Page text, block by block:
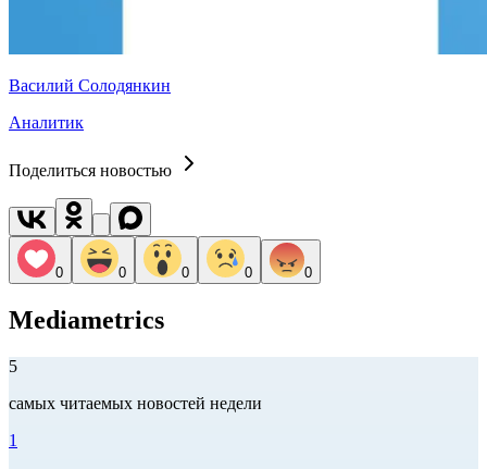
Василий Солодянкин
Аналитик
Поделиться новостью
0 0 0 0 0
Mediametrics
5
самых читаемых новостей недели
1